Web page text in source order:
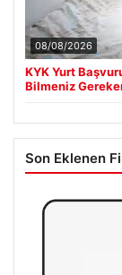
08/08/2026
KYK Yurt
Bilmeniz
Son Eklenen